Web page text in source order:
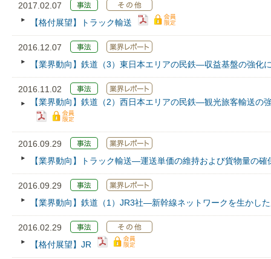
2017.02.07
【格付展望】トラック輸送
2016.12.07
【業界動向】鉄道（3）東日本エリアの民鉄―収益基盤の強
2016.11.02
【業界動向】鉄道（2）西日本エリアの民鉄―観光旅客輸送
2016.09.29
【業界動向】トラック輸送―運送単価の維持および貨物量の
2016.09.29
【業界動向】鉄道（1）JR3社―新幹線ネットワークを生かし
2016.02.29
【格付展望】JR